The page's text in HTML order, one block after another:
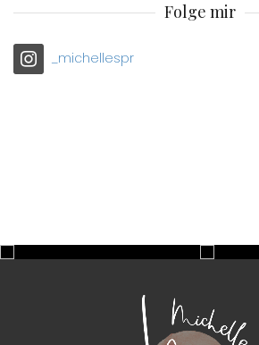
Folge mir
_michellespr